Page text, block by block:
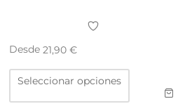
Desde 21,90 €
Seleccionar opciones
Este
múltiples